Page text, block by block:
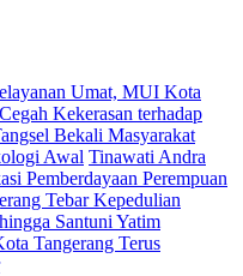
Umat, MUI Kota
Cegah Kekerasan terhadap
Bekali Masyarakat
Awal Tinawati Andra
Pemberdayaan Perempuan
Tebar Kepedulian
Santuni Yatim
Tangerang Terus